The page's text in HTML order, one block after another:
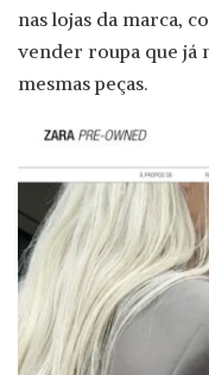
nas lojas da marca,
vender roupa que já
mesmas peças.